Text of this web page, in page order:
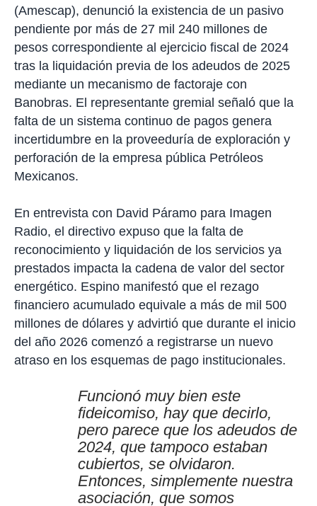
c
o
p
a
r
t
r
(Amescap), denunció la existencia de un pasivo
pendiente por más de 27 mil 240 millones de
pesos correspondiente al ejercicio fiscal de 2024
tras la liquidación previa de los adeudos de 2025
mediante un mecanismo de factoraje con
Banobras. El representante gremial señaló que la
falta de un sistema continuo de pagos genera
incertidumbre en la proveeduría de exploración y
perforación de la empresa pública Petróleos
Mexicanos.
En entrevista con David Páramo para Imagen
Radio, el directivo expuso que la falta de
reconocimiento y liquidación de los servicios ya
prestados impacta la cadena de valor del sector
energético. Espino manifestó que el rezago
financiero acumulado equivale a más de mil 500
millones de dólares y advirtió que durante el inicio
del año 2026 comenzó a registrarse un nuevo
atraso en los esquemas de pago institucionales.
Funcionó muy bien este
fideicomiso, hay que decirlo,
pero parece que los adeudos de
2024, que tampoco estaban
cubiertos, se olvidaron.
Entonces, simplemente nuestra
asociación, que somos